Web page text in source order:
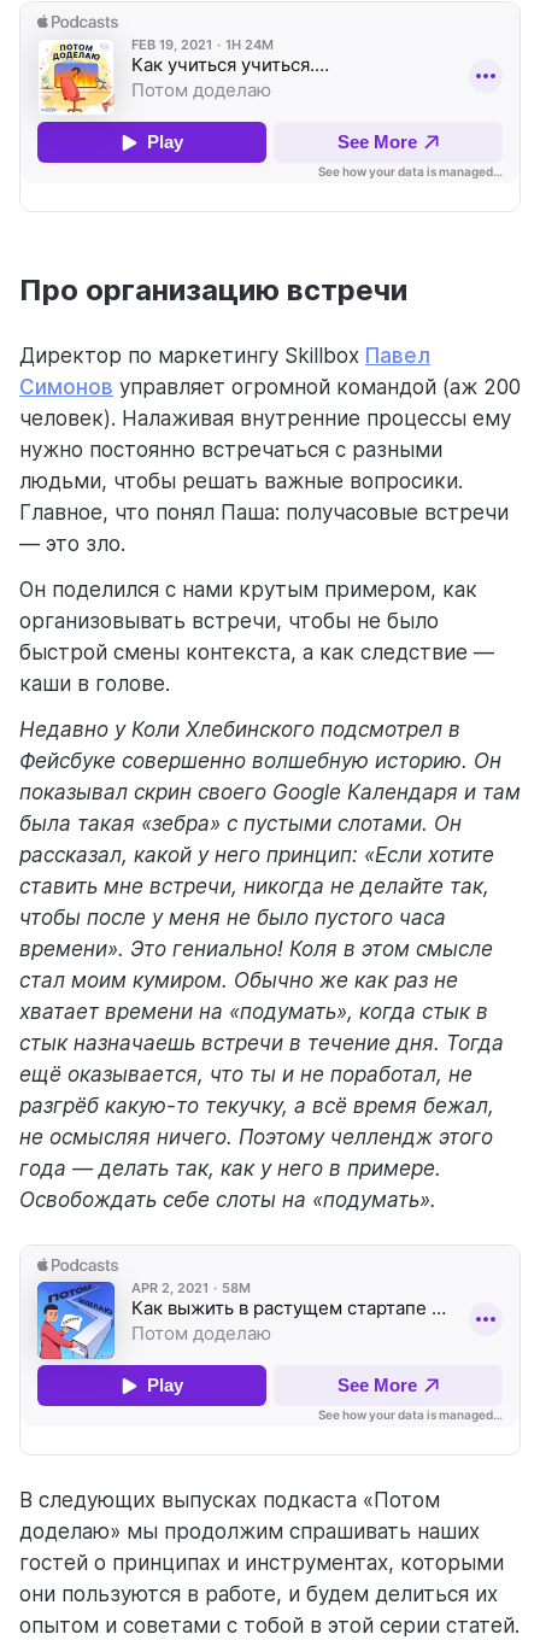
Про организацию встречи
Директор по маркетингу Skillbox Павел
Симонов управляет огромной командой (аж 200
человек). Налаживая внутренние процессы ему
нужно постоянно встречаться с разными
людьми, чтобы решать важные вопросики.
Главное, что понял Паша: получасовые встречи
— это зло.
Он поделился с нами крутым примером, как
организовывать встречи, чтобы не было
быстрой смены контекста, а как следствие —
каши в голове.
Недавно у Коли Хлебинского подсмотрел в
Фейсбуке совершенно волшебную историю. Он
показывал скрин своего Google Календаря и там
была такая «зебра» с пустыми слотами. Он
рассказал, какой у него принцип: «Если хотите
ставить мне встречи, никогда не делайте так,
чтобы после у меня не было пустого часа
времени». Это гениально! Коля в этом смысле
стал моим кумиром. Обычно же как раз не
хватает времени на «подумать», когда стык в
стык назначаешь встречи в течение дня. Тогда
ещё оказывается, что ты и не поработал, не
разгрёб какую-то текучку, а всё время бежал,
не осмысляя ничего. Поэтому челлендж этого
года — делать так, как у него в примере.
Освобождать себе слоты на «подумать».
В следующих выпусках подкаста «Потом
доделаю» мы продолжим спрашивать наших
гостей о принципах и инструментах, которыми
они пользуются в работе, и будем делиться их
опытом и советами с тобой в этой серии статей.